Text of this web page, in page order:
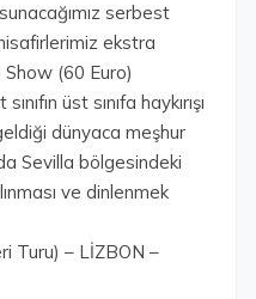
serbest
ekstra
(60 Euro)
üst sınıfa haykırışı
dünyaca meşhur
Sevilla bölgesindeki
ve dinlenmek
Turu) – LİZBON –